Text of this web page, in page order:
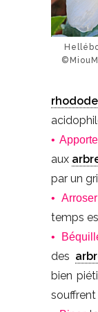
•
aux
par un
• Arroser
temps
•
des
bien
souffrent